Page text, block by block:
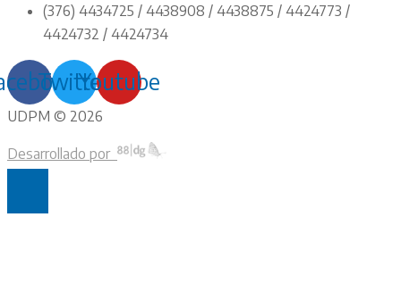
(376) 4434725 / 4438908 / 4438875 / 4424773 /
4424732 / 4424734
TwitterYoutube
UDPM © 2026
Desarrollado por